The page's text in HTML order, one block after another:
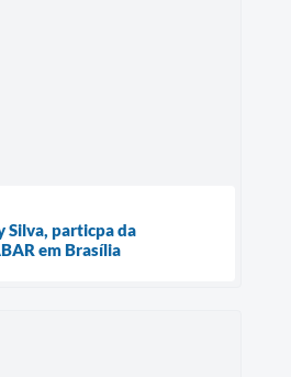
Silva, particpa da
em Brasília